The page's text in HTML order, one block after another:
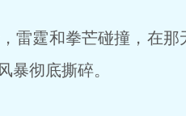
雷霆和拳芒碰撞，在那
暴彻底撕碎。